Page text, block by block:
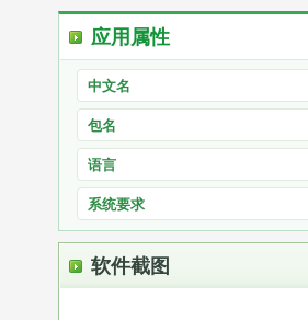
应用属性
中文名
包名
语言
系统要求
软件截图